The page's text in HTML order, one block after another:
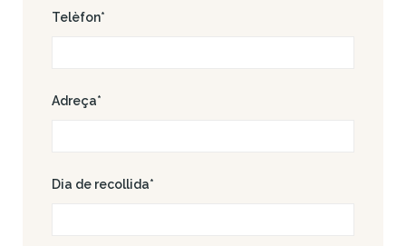
Telèfon*
Adreça*
Dia de recollida*